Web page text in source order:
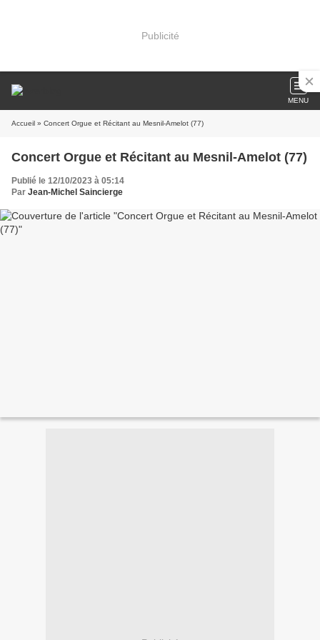
Publicité
MENU
Accueil » Concert Orgue et Récitant au Mesnil-Amelot (77)
Concert Orgue et Récitant au Mesnil-Amelot (77)
Publié le 12/10/2023 à 05:14
Par Jean-Michel Saincierge